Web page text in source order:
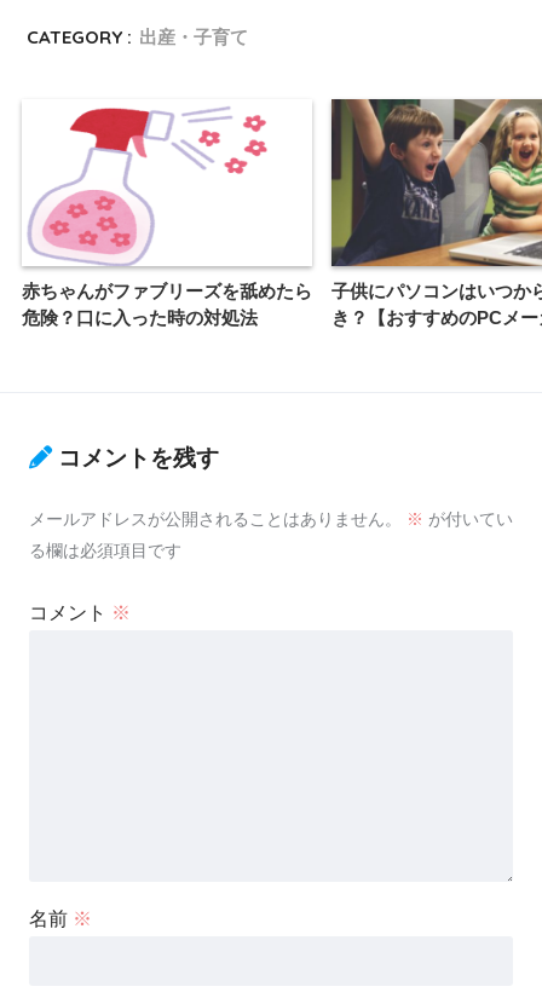
CATEGORY : 出産・子育て
赤ちゃんがファブリーズを舐めたら
危険？口に入った時の対処法
子供にパソコンはいつか
き？【おすすめのPCメ
コメントを残す
メールアドレスが公開されることはありません。 ※ が付いてい
る欄は必須項目です
コメント ※
名前 ※